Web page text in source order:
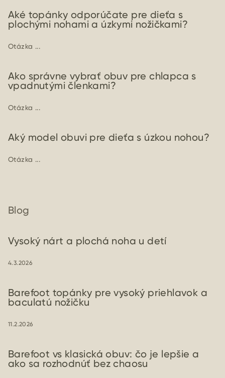
Aké topánky odporúčate pre dieťa s
plochými nohami a úzkymi nožičkami?
Otázka ...
Ako správne vybrať obuv pre chlapca s
vpadnutými členkami?
Otázka ...
Aký model obuvi pre dieťa s úzkou nohou?
Otázka ...
Blog
Vysoký nárt a plochá noha u detí
4.3.2026
Barefoot topánky pre vysoký priehlavok a
baculatú nožičku
11.2.2026
Barefoot vs klasická obuv: čo je lepšie a
ako sa rozhodnúť bez chaosu